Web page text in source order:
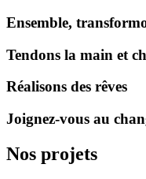
Ensemble,
Tendons la main et
Réalisons des rêves
Joignez-vous au
Nos projets